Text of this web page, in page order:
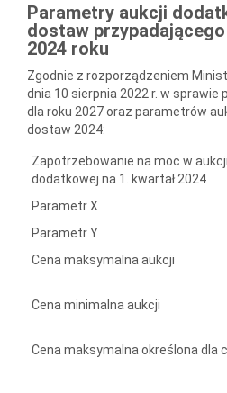
Parametry aukcji
dostaw
2024 roku
Zgodnie z rozporządzeniem
dnia 10 sierpnia 2022 r. w sprawie
dla roku 2027 oraz parametrów
dostaw 2024:
Zapotrzebowanie na moc w aukcji
dodatkowej na 1. kwartał 2024
Parametr X
Parametr Y
Cena maksymalna aukcji
Cena minimalna aukcji
Cena maksymalna określona dla